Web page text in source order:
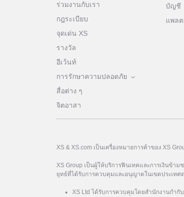
ร่วมงานกับเรา
กฎระเบียบ
จุดเด่น XS
รางวัล
อีเว้นท์
การรักษาความปลอดภัย
สื่อต่าง ๆ
จิตอาสา
บัญชี
แพล
XS & XS.com เป็นเครื่องหมายการค้าของ XS
XS Group เป็นผู้ให้บริการฟินเทคและการเงินข้า
ยุทธ์ที่ได้รับการควบคุมและอนุญาตในเขตประเทศ
XS Ltd ได้รับการควบคุมโดยสำนักงานกำกั